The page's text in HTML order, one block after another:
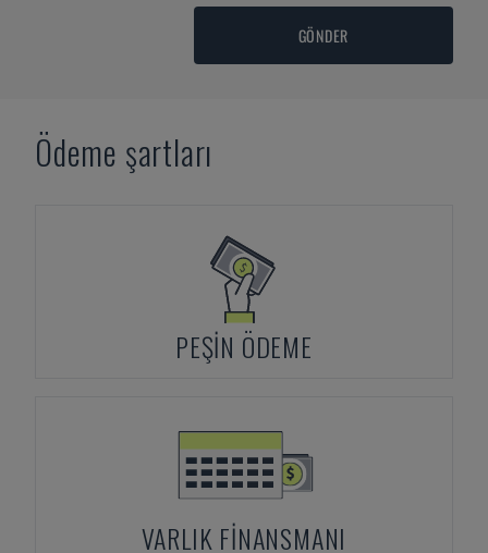
GÖNDER
Ödeme şartları
PEŞIN ÖDEME
VARLIK FINANSMANI